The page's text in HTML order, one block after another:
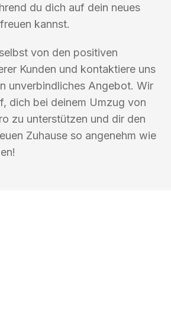
du dich auf dein neues
kannst.
von den positiven
Kunden und kontaktiere uns
unverbindliches Angebot. Wir
dich bei deinem Umzug von
zu unterstützen und dir den
Zuhause so angenehm wie